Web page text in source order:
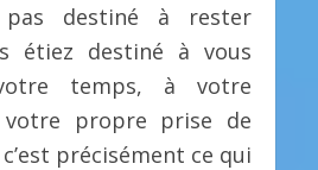
pas destiné à rester
étiez destiné à vous
temps, à votre
votre propre prise de
précisément ce qui